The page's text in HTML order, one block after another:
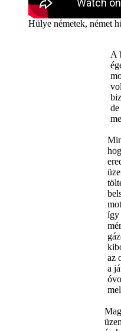
Hülye németek, német
A
de
így
az
a